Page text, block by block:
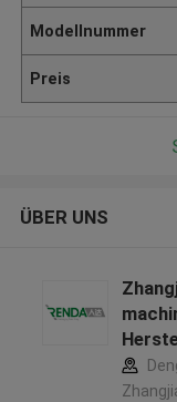
Modellnummer
Preis
ÜBER UNS